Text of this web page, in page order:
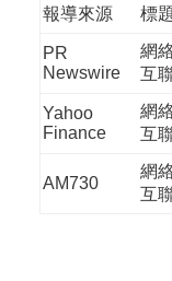
報導來源 標題
PR
Newswire
網
互
Yahoo
Finance
網
互
AM730
網
互